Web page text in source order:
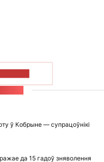
ў Кобрыне — супрацоўнікі
да 15 гадоў зняволення